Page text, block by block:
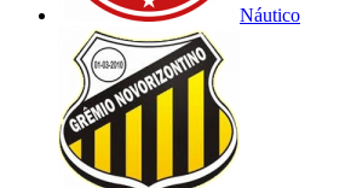
Náutico